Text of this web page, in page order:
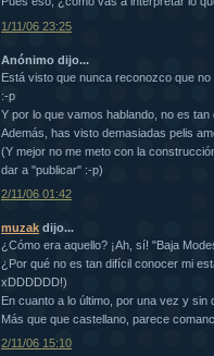
1/11/06 23:25
Anónimo dijo...
Está visto que nunca reconozco que
:-p
Y por lo que vamos hablando, no es
Además, has visto demasiadas pelis
(Y mejor no me meto con la
dar a "publicar" :-p)
2/11/06 01:42
muzak dijo...
¿Cómo era aquello? ¡Ah, sí! "Baja
¿Por qué no es tan difícil conocer mi
xDDDDDD!)
En cuanto a lo último, por una vez y
Más que que castellano, parece
2/11/06 15:10